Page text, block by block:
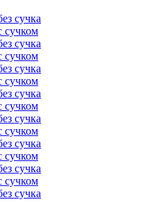
сучка
сучком
сучка
сучком
сучка
сучком
сучка
сучком
сучка
сучком
сучка
сучком
сучка
сучком
сучка